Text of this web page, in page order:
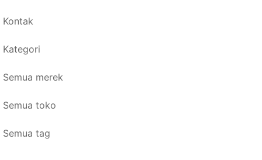
Kontak
Kategori
Semua merek
Semua toko
Semua tag